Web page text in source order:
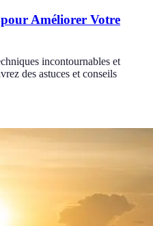
Améliorer Votre
incontournables et
des astuces et conseils